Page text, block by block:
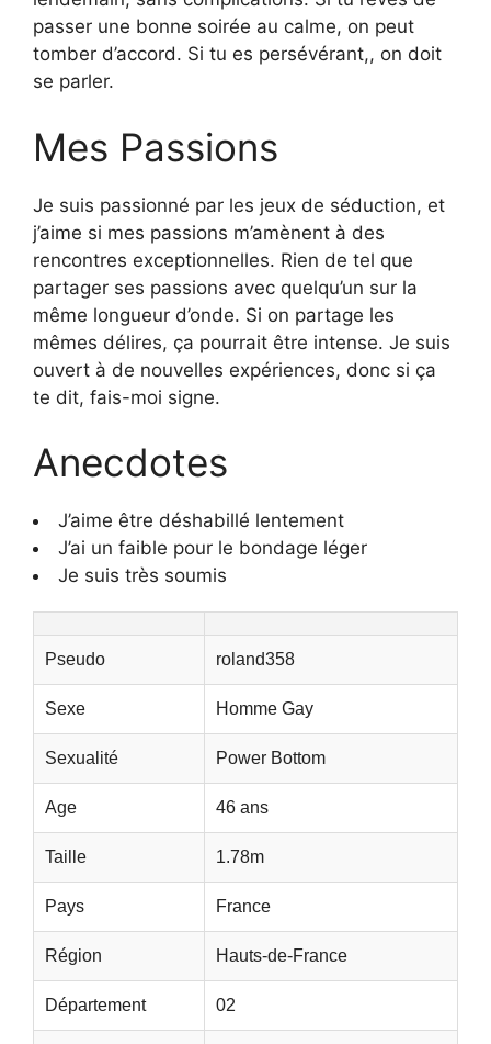
passer une bonne soirée au calme, on peut
tomber d’accord. Si tu es persévérant,, on doit
se parler.
Mes Passions
Je suis passionné par les jeux de séduction, et
j’aime si mes passions m’amènent à des
rencontres exceptionnelles. Rien de tel que
partager ses passions avec quelqu’un sur la
même longueur d’onde. Si on partage les
mêmes délires, ça pourrait être intense. Je suis
ouvert à de nouvelles expériences, donc si ça
te dit, fais-moi signe.
Anecdotes
J’aime être déshabillé lentement
J’ai un faible pour le bondage léger
Je suis très soumis
Pseudo roland358
Sexe Homme Gay
Sexualité Power Bottom
Age 46 ans
Taille 1.78m
Pays France
Région Hauts-de-France
Département 02